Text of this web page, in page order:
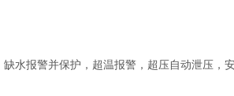
水报警并保护，超温报警，超压自动泄压，